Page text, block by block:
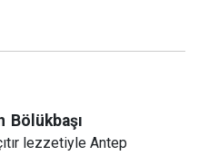
Bölükbaşı
lezzetiyle Antep